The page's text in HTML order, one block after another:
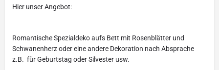
Hier unser Angebot:
Romantische Spezialdeko aufs Bett mit Rosenblätter und
Schwanenherz oder eine andere Dekoration nach Absprache
z.B. für Geburtstag oder Silvester usw.